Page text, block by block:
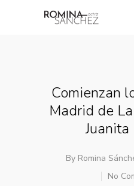
Comienzan
Madrid de
By Romina
No